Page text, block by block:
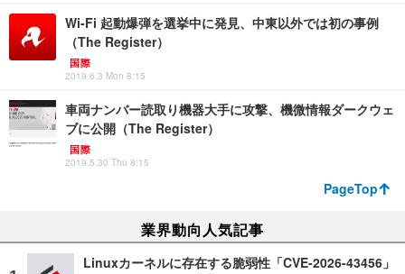
Wi-Fi 起動爆弾を選挙中に発見、中東以外では初の事例
（The Register）
国際
2019.6.3 Mon 8:15
車両ナンバー読取り機器大手に攻撃、機微情報ダークウェ
ブに公開（The Register）
国際
2019.5.30 Thu 8:15
PageTop
業界動向人気記事
Linuxカーネルに存在する脆弱性「CVE-2026-43456」